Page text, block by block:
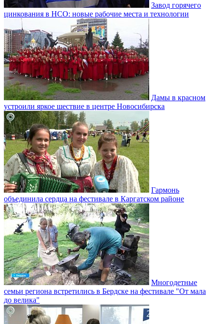
Завод горячего
цинкования в НСО: новые рабочие места и технологии
Дамы в красном
устроили яркое шествие в центре Новосибирска
Гармонь
объединила сердца на фестивале в Каргатском районе
Многодетные
семьи региона встретились в Бердске на фестивале "От мала
до велика"